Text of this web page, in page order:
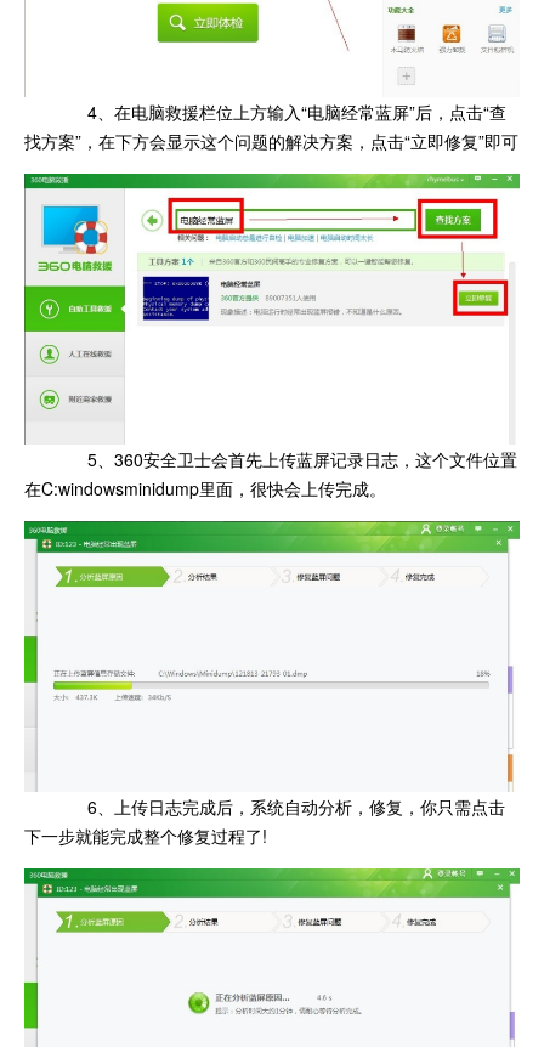
4、在电脑救援栏位上方输入“电脑经常蓝屏”后，点击“查
找方案”，在下方会显示这个问题的解决方案，点击“立即修复”即可
5、360安全卫士会首先上传蓝屏记录日志，这个文件位置
在C:windowsminidump里面，很快会上传完成。
6、上传日志完成后，系统自动分析，修复，你只需点击
下一步就能完成整个修复过程了!